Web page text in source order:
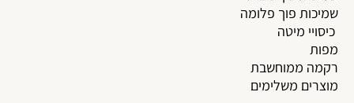
שמיכות פוך פלומה
כיסויי מיטה
מפות
רקמה ממוחשבת
מוצרים משלימים